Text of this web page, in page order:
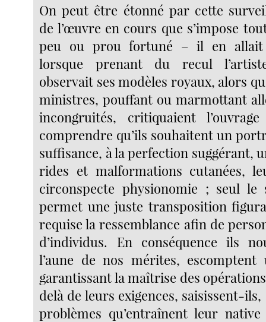
On peut être étonné par cette
de l’œuvre en cours que s’impose
peu ou prou fortuné – il en allait
lorsque prenant du recul
observait ses modèles royaux, alors
ministres, pouffant ou marmottant
incongruités, critiquaient
comprendre qu’ils souhaitent un
suffisance, à la perfection suggérant,
rides et malformations cutanées,
circonspecte physionomie ; seul le
permet une juste transposition
requise la ressemblance afin de
d’individus. En conséquence ils
l’aune de nos mérites, escomptent
garantissant la maîtrise des
delà de leurs exigences, saisissent-ils,
problèmes qu’entraînent leur